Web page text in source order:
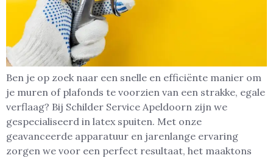
Ben je op zoek naar een snelle en efficiënte manier om
je muren of plafonds te voorzien van een strakke, egale
verflaag? Bij Schilder Service Apeldoorn zijn we
gespecialiseerd in latex spuiten. Met onze
geavanceerde apparatuur en jarenlange ervaring
zorgen we voor een perfect resultaat, het maaktons